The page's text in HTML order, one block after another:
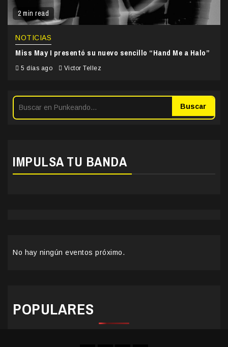
2 min read
NOTICIAS
Miss May I presentó su nuevo sencillo “Hand Me a Halo”
5 días ago Victor Tellez
Buscar
IMPULSA TU BANDA
No hay ningún eventos próximo.
POPULARES